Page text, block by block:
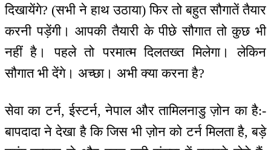
दिखायेंगे? (सभी ने हाथ उठाया) फिर तो बहुत सौगातें तैयार
करनी पड़ेंगी। आपकी तैयारी के पीछे सौगात तो कुछ भी
नहीं है। पहले तो परमात्म दिलतख्त मिलेगा। लेकिन
सौगात भी देंगे। अच्छा। अभी क्या करना है?
सेवा का टर्न, ईस्टर्न, नेपाल और तामिलनाडु ज़ोन का है:-
बापदादा ने देखा है कि जिस भी ज़ोन को टर्न मिलता है, बड़े